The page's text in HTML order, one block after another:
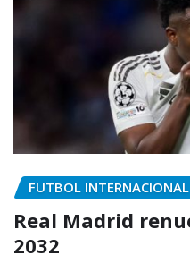
FUTBOL INTERNACIONAL
Real Madrid
2032